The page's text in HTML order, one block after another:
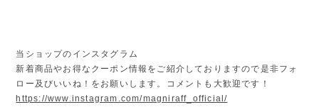
当ショップのインスタグラム
新着商品やお得なクーポン情報をご紹介しておりますので是非フォ
ロー及びいいね！をお願いします。コメントも大歓迎です！
https://www.instagram.com/magniraff_official/